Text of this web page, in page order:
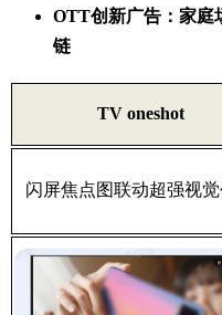
OTT创新广告：家庭
链
TV oneshot
闪屏焦点图联动超强视